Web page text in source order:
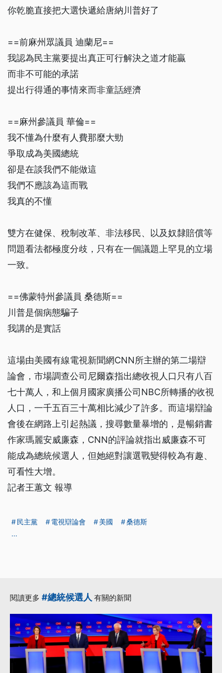
你乾脆直接把大選快遞給唐納川普好了
==前麻州眾議員 迪蘭尼==
我認為民主黨要提出真正可行解決之道才能贏
而非不可能的承諾
提出行得通的事情來而非童話經濟
==麻州參議員 華倫==
我不懂為什麼有人費那麼大勁
爭取成為美國總統
卻是在談我們不能做這
我們不應該為這而戰
我真的不懂
雙方在健保、稅制改革、非法移民、以及奴隸賠償等
問題看法都極度分歧，只有在一個議題上罕見的立場
一致。
==佛蒙特州參議員 桑德斯==
川普是個病態騙子
我講的是實話
這場由美國有線電視新聞網CNN所主辦的第二場辯
論會，市場調查公司尼爾森指出總收視人口只有八百
七十萬人，和上個月國家廣播公司NBC所轉播的收視
人口，一千五百三十萬相比減少了許多。而這場辯論
會後在網路上引起熱議，搜尋數量暴增的，是暢銷書
作家瑪麗安威廉森，CNN的評論就指出威廉森不可
能成為總統候選人，但她絕對讓選戰變得較為有趣、
可看性大增。
記者王蕙文 報導
民主黨 電視辯論會 美國
桑德斯
...
閱讀更多 #總統候選人 有關的新聞